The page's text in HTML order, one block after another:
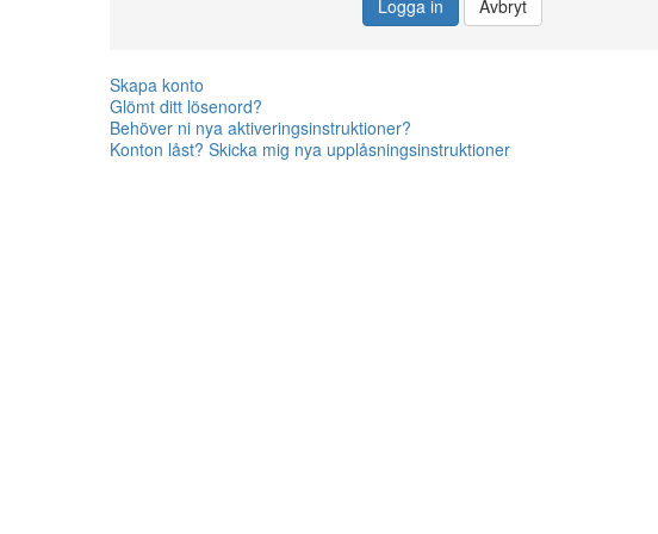
Logga in Avbryt
Skapa konto
Glömt ditt lösenord?
Behöver ni nya aktiveringsinstruktioner?
Konton låst? Skicka mig nya upplåsningsinstruktioner